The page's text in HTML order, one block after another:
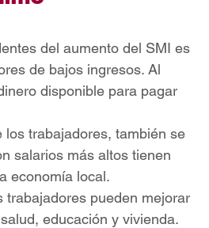
del aumento del SMI es
de bajos ingresos. Al
disponible para pagar
trabajadores, también se
salarios más altos tienen
economía local.
trabajadores pueden mejorar
educación y vivienda.